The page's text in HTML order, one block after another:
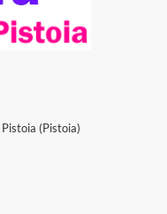
(Pistoia)